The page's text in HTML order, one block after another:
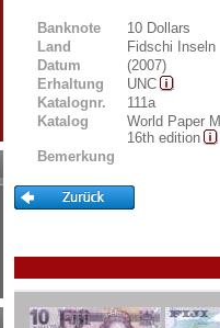
Banknote
10 Dollars
Land
Fidschi Inseln
Datum
(2007)
Erhaltung
UNC
Katalognr.
111a
Katalog
World Paper
16th edition
Bemerkung